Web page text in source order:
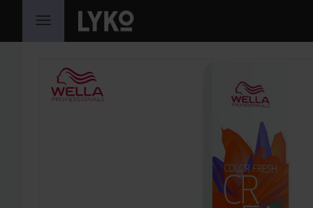
HOPPA TILL INNEHÅLLET
HOPPA ÖVER SEKTIONEN